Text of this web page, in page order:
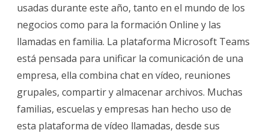
usadas durante este año, tanto en el mundo de los
negocios como para la formación Online y las
llamadas en familia. La plataforma Microsoft Teams
está pensada para unificar la comunicación de una
empresa, ella combina chat en vídeo, reuniones
grupales, compartir y almacenar archivos. Muchas
familias, escuelas y empresas han hecho uso de
esta plataforma de vídeo llamadas, desde sus